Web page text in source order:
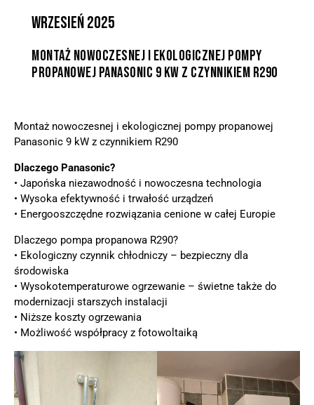
WRZESIEŃ 2025
MONTAŻ NOWOCZESNEJ I EKOLOGICZNEJ POMPY
PROPANOWEJ PANASONIC 9 KW Z CZYNNIKIEM R290
Montaż nowoczesnej i ekologicznej pompy propanowej
Panasonic 9 kW z czynnikiem R290
Dlaczego Panasonic?
• Japońska niezawodność i nowoczesna technologia
• Wysoka efektywność i trwałość urządzeń
• Energooszczędne rozwiązania cenione w całej Europie
Dlaczego pompa propanowa R290?
• Ekologiczny czynnik chłodniczy – bezpieczny dla
środowiska
• Wysokotemperaturowe ogrzewanie – świetne także do
modernizacji starszych instalacji
• Niższe koszty ogrzewania
• Możliwość współpracy z fotowoltaiką